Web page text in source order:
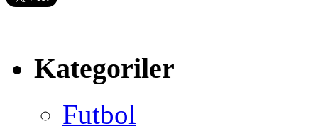
Kategoriler
Futbol